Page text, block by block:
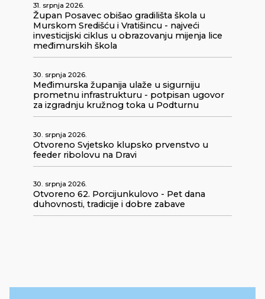
31. srpnja 2026.
Župan Posavec obišao gradilišta škola u
Murskom Središću i Vratišincu - najveći
investicijski ciklus u obrazovanju mijenja lice
međimurskih škola
30. srpnja 2026.
Međimurska županija ulaže u sigurniju
prometnu infrastrukturu - potpisan ugovor
za izgradnju kružnog toka u Podturnu
30. srpnja 2026.
Otvoreno Svjetsko klupsko prvenstvo u
feeder ribolovu na Dravi
30. srpnja 2026.
Otvoreno 62. Porcijunkulovo - Pet dana
duhovnosti, tradicije i dobre zabave